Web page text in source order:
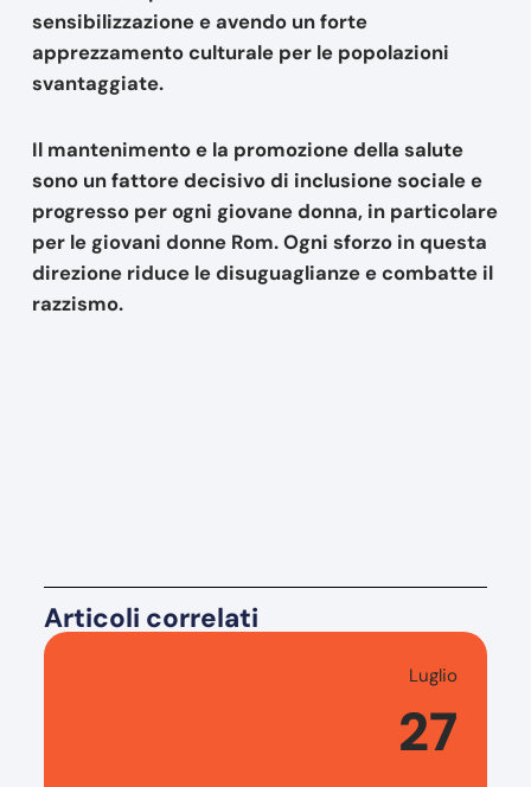
sensibilizzazione e avendo un forte
apprezzamento culturale per le popolazioni
svantaggiate.
Il mantenimento e la promozione della salute
sono un fattore decisivo di inclusione sociale e
progresso per ogni giovane donna, in particolare
per le giovani donne Rom. Ogni sforzo in questa
direzione riduce le disuguaglianze e combatte il
razzismo.
Articoli correlati
Luglio
27